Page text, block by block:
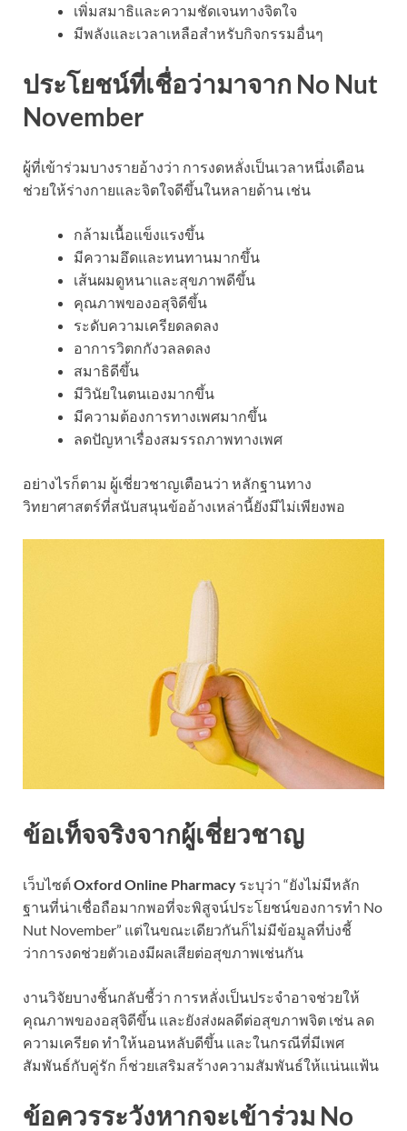
เพิ่มสมาธิและความชัดเจนทางจิตใจ
มีพลังและเวลาเหลือสำหรับกิจกรรมอื่นๆ
ประโยชน์ที่เชื่อว่ามาจาก No Nut
November
ผู้ที่เข้าร่วมบางรายอ้างว่า การงดหลั่งเป็นเวลาหนึ่งเดือน
ช่วยให้ร่างกายและจิตใจดีขึ้นในหลายด้าน เช่น
กล้ามเนื้อแข็งแรงขึ้น
มีความอึดและทนทานมากขึ้น
เส้นผมดูหนาและสุขภาพดีขึ้น
คุณภาพของอสุจิดีขึ้น
ระดับความเครียดลดลง
อาการวิตกกังวลลดลง
สมาธิดีขึ้น
มีวินัยในตนเองมากขึ้น
มีความต้องการทางเพศมากขึ้น
ลดปัญหาเรื่องสมรรถภาพทางเพศ
อย่างไรก็ตาม ผู้เชี่ยวชาญเตือนว่า หลักฐานทาง
วิทยาศาสตร์ที่สนับสนุนข้ออ้างเหล่านี้ยังมีไม่เพียงพอ
ข้อเท็จจริงจากผู้เชี่ยวชาญ
เว็บไซต์Oxford Online Pharmacy ระบุว่า “ยังไม่มีหลัก
ฐานที่น่าเชื่อถือมากพอที่จะพิสูจน์ประโยชน์ของการทำ No
Nut November” แต่ในขณะเดียวกันก็ไม่มีข้อมูลที่บ่งชี้
ว่าการงดช่วยตัวเองมีผลเสียต่อสุขภาพเช่นกัน
งานวิจัยบางชิ้นกลับชี้ว่า การหลั่งเป็นประจำอาจช่วยให้
คุณภาพของอสุจิดีขึ้น และยังส่งผลดีต่อสุขภาพจิต เช่น ลด
ความเครียด ทำให้นอนหลับดีขึ้น และในกรณีที่มีเพศ
สัมพันธ์กับคู่รัก ก็ช่วยเสริมสร้างความสัมพันธ์ให้แน่นแฟ้น
ข้อควรระวังหากจะเข้าร่วม No